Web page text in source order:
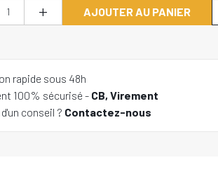
+ AJOUTER AU PANIER
rapide sous 48h
100% sécurisé - CB, Virement
conseil ? Contactez-nous